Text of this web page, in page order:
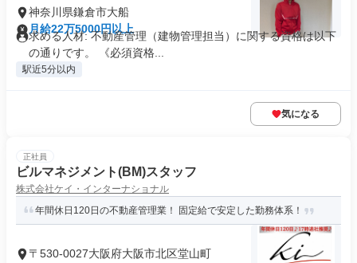
神奈川県鎌倉市大船
月給22万5000円以上
求める人材: 不動産管理（建物管理担当）に関する資格は以下
の通りです。 《必須資格...
駅近5分以内
気になる
正社員
ビルマネジメント(BM)スタッフ
株式会社ケイ・インターナショナル
年間休日120日の不動産管理業！ 固定給で安定した勤務体系！
〒530-0027大阪府大阪市北区堂山町